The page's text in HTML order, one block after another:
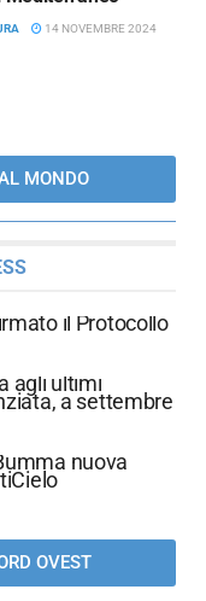
14 NOVEMBRE 2024
MONDO
il Protocollo
agli ultimi
a settembre
nuova
OVEST